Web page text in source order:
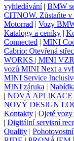
vyhledávání| BMW
CITNOW. Zůstaňte v
Motorrad | Vozy
Katalogy a ceníky |
Connected | MINI
Cabrio: Otevřená
WORKS | MINI
vozů MINI Next a
MINI Service
MINI záruka |
| NOVÁ
NOVÝ DESIGN
Kontakty | Ojeté
| Digitální servisní
Quality |